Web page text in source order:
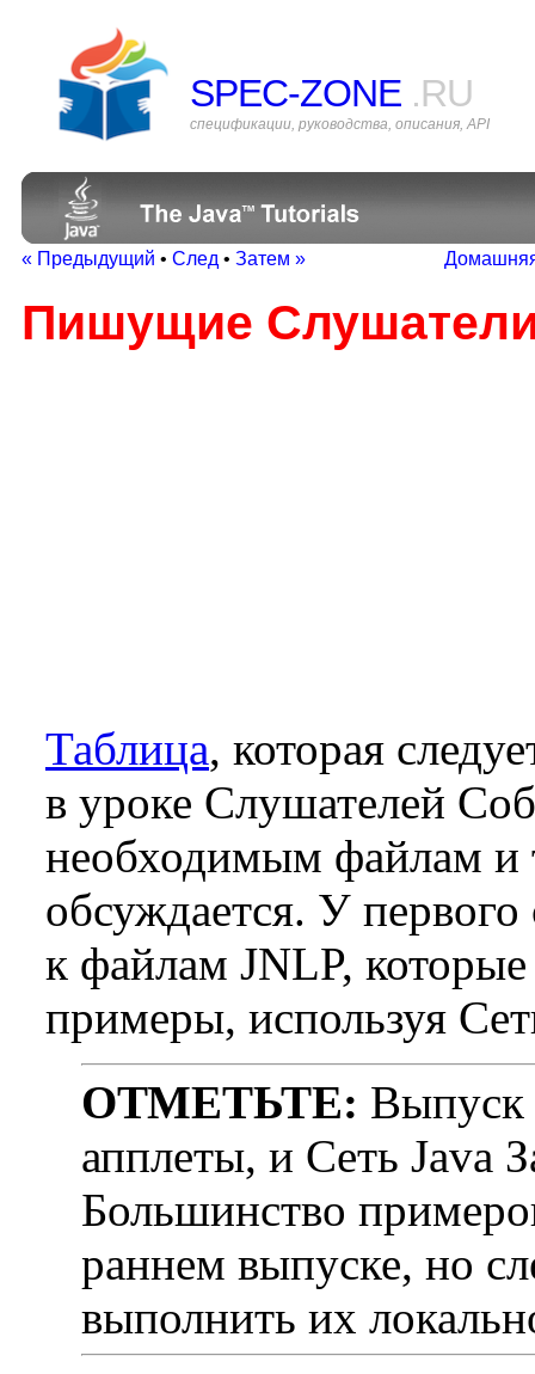
SPEC-ZONE .RU
спецификации, руководства, описания, API
« Предыдущий • След • Затем »
Пишущие
Таблица, которая
в уроке Слушателей
необходимым файлам и
обсуждается. У
к файлам JNLP,
примеры, используя
ОТМЕТЬТЕ: Выпуск
апплеты, и Сеть Java
Большинство
раннем выпуске, но
выполнить их